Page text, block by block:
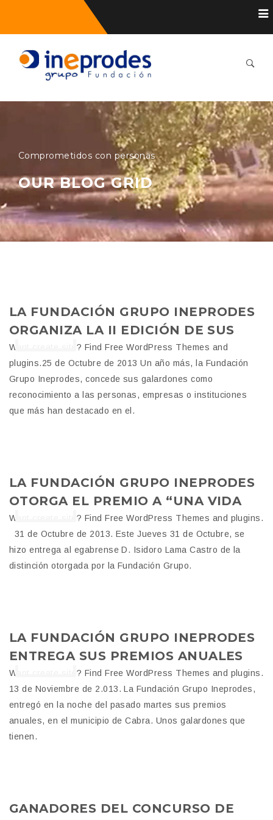
Comprometidos con personas
OUR BLOG GRID
25
OCT
LA FUNDACIÓN GRUPO INEPRODES
ORGANIZA LA II EDICIÓN DE SUS
PREMIOS ANUALES
Want create site? Find Free WordPress Themes and
plugins.25 de Octubre de 2013 Un año más, la Fundación
Grupo Ineprodes, concede sus galardones como
reconocimiento a las personas, empresas o instituciones
que más han destacado en el.
31
OCT
LA FUNDACIÓN GRUPO INEPRODES
OTORGA EL PREMIO A “UNA VIDA
EJEMPLAR” AL EGABRENSE D.
ISIDORO LAMA CASTRO
Want create site? Find Free WordPress Themes and plugins.
31 de Octubre de 2013. Este Jueves 31 de Octubre, se
hizo entrega al egabrense D. Isidoro Lama Castro de la
distinción otorgada por la Fundación Grupo.
13
NOV
LA FUNDACIÓN GRUPO INEPRODES
ENTREGA SUS PREMIOS ANUALES
Want create site? Find Free WordPress Themes and plugins.
13 de Noviembre de 2.013. La Fundación Grupo Ineprodes,
entregó en la noche del pasado martes sus premios
anuales, en el municipio de Cabra. Unos galardones que
tienen.
13
GANADORES DEL CONCURSO DE